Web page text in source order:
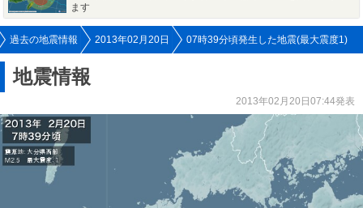
ます
過去の地震情報 2013年02月20日 07時39分頃発生した地震(最大震度1)
地震情報
2013年02月20日07:44発表